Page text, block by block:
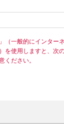
（一般的にインター
を使用しますと、次
ください。